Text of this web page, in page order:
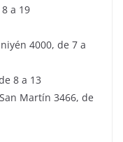
a 19
4000, de 7 a
8 a 13
Martín 3466, de